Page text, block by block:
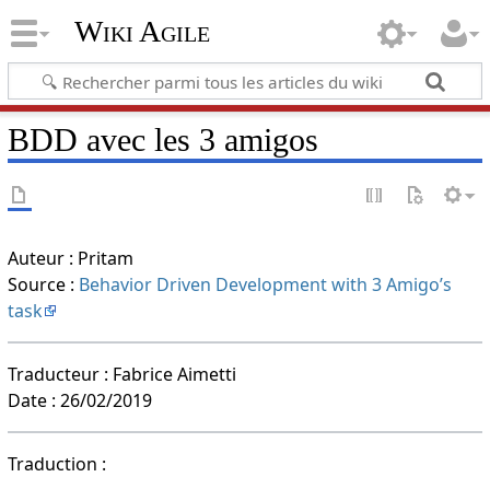
Wiki Agile
BDD avec les 3 amigos
Auteur : Pritam
Source : Behavior Driven Development with 3 Amigo’s
task
Traducteur : Fabrice Aimetti
Date : 26/02/2019
Traduction :